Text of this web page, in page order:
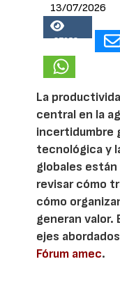
13/07/2026
27058
La
central en la
incertidumbre
tecnológica y
globales están
revisar cómo
cómo
generan valor.
ejes
Fórum amec.